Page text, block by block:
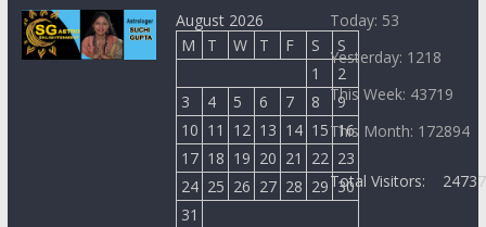
August 2026
M
T W T F S
S
1
2
3
4 5 6 7 8
9
10 11 12 13 14 15 16
17 18 19 20 21 22 23
24 25 26 27 28 29 30
31
Today: 53
Yesterday: 1218
This Week: 43719
This Month: 172894
Total Visitors: